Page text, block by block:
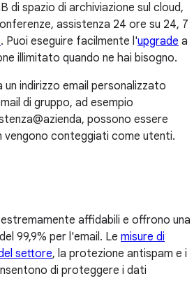
di spazio di archiviazione sul cloud,
assistenza 24 ore su 24, 7
. Puoi eseguire facilmente l'upgrade a
illimitato quando ne hai bisogno.
indirizzo email personalizzato
di gruppo, ad esempio
possono essere
vengono conteggiati come utenti.
affidabili e offrono una
99,9% per l'email. Le misure di
settore, la protezione antispam e i
di proteggere i dati